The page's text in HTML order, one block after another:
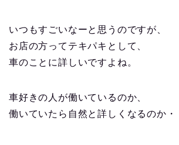
いつもすごいなーと思うのですが、
お店の方ってテキパキとして、
車のことに詳しいですよね。
車好きの人が働いているのか、
働いていたら自然と詳しくなるのか・